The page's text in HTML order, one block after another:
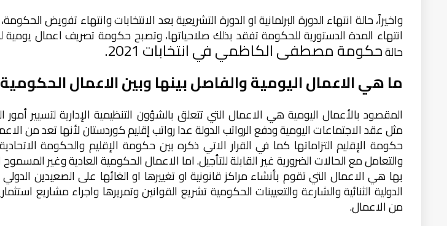
واخيراً، حالة انتهاءالدورة البرلمانية او الدورة التشريعية بعد الانتخاباتوانتهاء تفويض
انتهاء المدة الدستورية للحكومة تفقد بذلك صلاحياتها، وتصبح حكومة تصريف اعمال
حالةحكومة مصطفى الكاظمي في انتخابات 2021.
ما هي الاعمال اليومية والفاصل بينها وبين الاعمال
المقصود بالأعمال اليومية هي الاعمال التي تتعلق بالشؤون التنظيمية الإدارية لتسيير
مثل عقد الاجتماعات اليومية ودفع الرواتب الدولة عدا رواتب إقليم كوردستان لأنها تعد من
حكومة الإقليم التزاماتها كما في القرار الاتي ذكره بين حكومة الإقليم والحكومة
والتعامل مع الحالات الضرورية غير القابلة للتأجيل. اما الاعمال الحكومية العادية وغير
بها هي الاعمال التي تقوم بأنشاء مراكز قانونية او تغييرها او الغائها على الصعيدين
الدولية الثنائية والشارعة والتعيينات الحكومية تشريع القوانين وتمريرها واجراء مشاريع
من الاعمال.